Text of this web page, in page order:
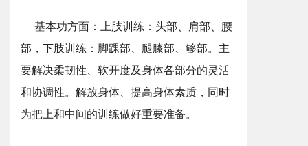
基本功方面：上肢训练：头部、肩部、腰
部，下肢训练：脚踝部、腿膝部、够部。主
要解决柔韧性、软开度及身体各部分的灵活
和协调性。解放身体、提高身体素质，同时
为把上和中间的训练做好重要准备。